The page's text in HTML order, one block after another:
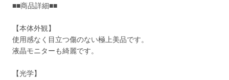
■■商品詳細■■
【本体外観】
使用感なく目立つ傷のない極上美品です。
液晶モニターも綺麗です。
【光学】